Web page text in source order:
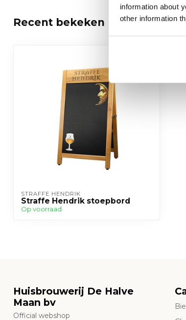
information about
other information
Recent bekeken
STRAFFE HENDRIK
Straffe Hendrik stoepbord
Op voorraad
Huisbrouwerij De Halve
Maan bv
Official webshop